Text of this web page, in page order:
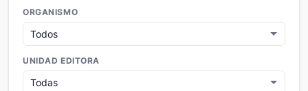
ORGANISMO
UNIDAD EDITORA